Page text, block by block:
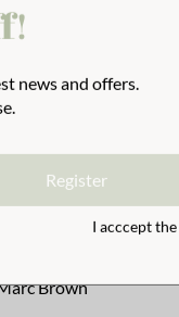
Brown
news and offers.
Register
I acccept the